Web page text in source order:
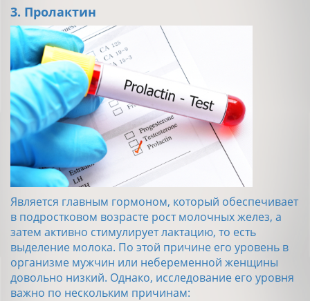
3. Пролактин
Является главным гормоном, который обеспечивает
в подростковом возрасте рост молочных желез, а
затем активно стимулирует лактацию, то есть
выделение молока. По этой причине его уровень в
организме мужчин или небеременной женщины
довольно низкий. Однако, исследование его уровня
важно по нескольким причинам: